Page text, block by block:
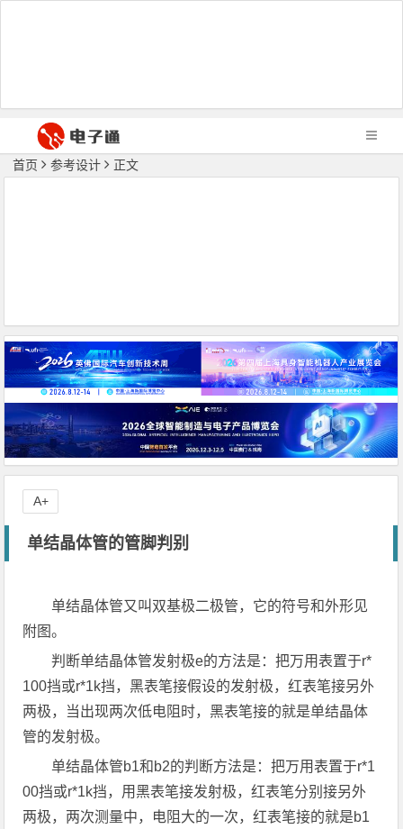
首页 参考设计 正文
单结晶体管的管脚判别
单结晶体管又叫双基极二极管，它的符号和外形见
附图。
判断单结晶体管发射极e的方法是：把万用表置于r*
100挡或r*1k挡，黑表笔接假设的发射极，红表笔接另外
两极，当出现两次低电阻时，黑表笔接的就是单结晶体
管的发射极。
单结晶体管b1和b2的判断方法是：把万用表置于r*1
00挡或r*1k挡，用黑表笔接发射极，红表笔分别接另外
两极，两次测量中，电阻大的一次，红表笔接的就是b1
A+